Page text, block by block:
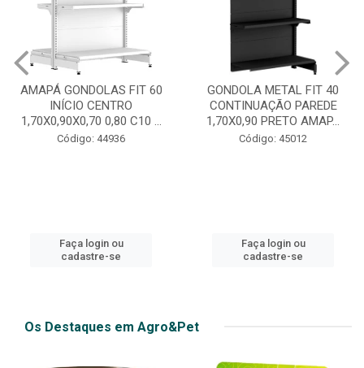
GONDOLA METAL FIT 40
CONTINUAÇÃO PAREDE
1,70X0,90 PRETO AMAP...
Código: 45012
Faça login ou
cadastre-se
GONDOLA METAL FIT 40
INICIO CENTRO 1,70X0,90
PRETO AMAPÁ
Código: 45013
cadastre-se
Os Destaques em Agro&Pet